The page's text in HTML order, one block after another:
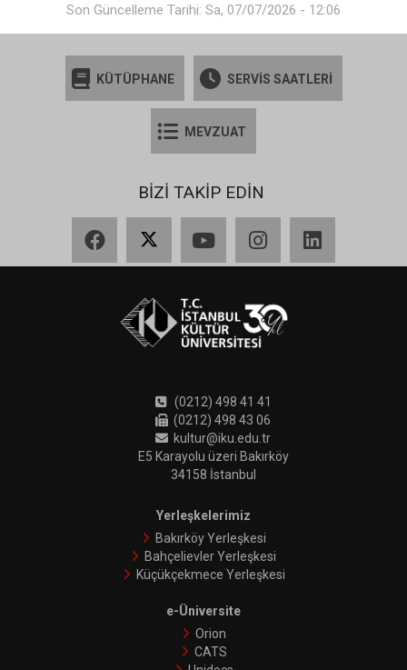
Son Güncelleme Tarihi: Sa, 07/07/2026 - 12:06
KÜTÜPHANE SERVİS SAATLERİ
MEVZUAT
BİZİ TAKİP EDİN
(0212) 498 41 41
(0212) 498 43 06
kultur@iku.edu.tr
E5 Karayolu üzeri Bakırköy
34158 İstanbul
Yerleşkelerimiz
Bakırköy Yerleşkesi
Bahçelievler Yerleşkesi
Küçükçekmece Yerleşkesi
e-Üniversite
Orion
CATS